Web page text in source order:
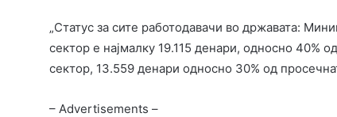
„Статус за сите работодавачи во државата:
сектор е најмалку 19.115 денари, односно 40%
сектор, 13.559 денари односно 30% од
– Advertisements –